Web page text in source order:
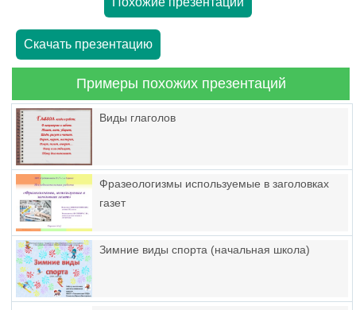
Скачать презентацию
Примеры похожих презентаций
Виды глаголов
Фразеологизмы используемые в заголовках
газет
Зимние виды спорта (начальная школа)